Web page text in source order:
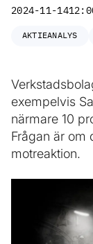
2024-11-14
AKTIEANALYS
exempelvis
närmare 10
Frågan är om
motreaktion.